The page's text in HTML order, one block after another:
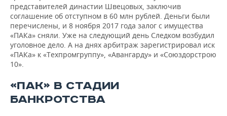
представителей династии Швецовых, заключив
соглашение об отступном в 60 млн рублей. Деньги были
перечислены, и 8 ноября 2017 года залог с имущества
«ПАКа» сняли. Уже на следующий день Следком возбудил
уголовное дело. А на днях арбитраж зарегистрировал иск
«ПАКа» к «Техпромгруппу», «Авангарду» и «Союздорстрою
10».
«ПАК» В СТАДИИ
БАНКРОТСТВА